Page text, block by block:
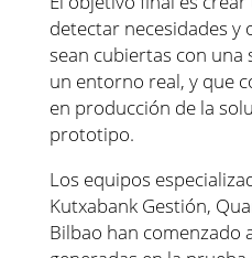
detectar necesidades
sean cubiertas con una
un entorno real, y que
en producción de la
prototipo.
Los equipos
Kutxabank Gestión,
Bilbao han comenzado